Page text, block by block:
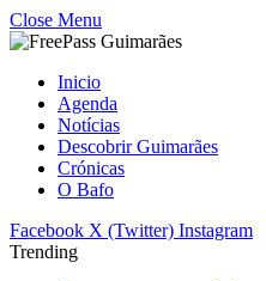
Close Menu
Inicio
Agenda
Notícias
Descobrir Guimarães
Crónicas
O Bafo
Facebook X (Twitter) Instagram
Trending